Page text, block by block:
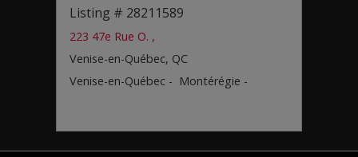
Listing # 28211589
223 47e Rue O. ,
Venise-en-Québec, QC
Venise-en-Québec - Montérégie -